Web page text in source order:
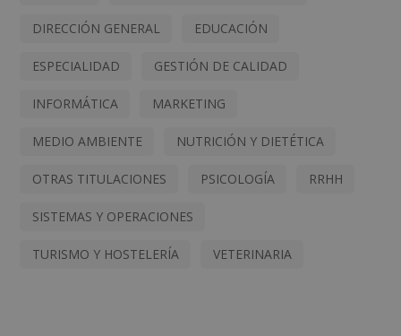
DIRECCIÓN GENERAL EDUCACIÓN
ESPECIALIDAD GESTIÓN DE CALIDAD
INFORMÁTICA MARKETING
MEDIO AMBIENTE NUTRICIÓN Y DIETÉTICA
OTRAS TITULACIONES PSICOLOGÍA RRHH
SISTEMAS Y OPERACIONES
TURISMO Y HOSTELERÍA VETERINARIA